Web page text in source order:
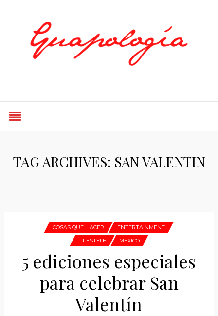
TAG ARCHIVES: SAN VALENTIN
COSAS QUE HACER
ENTERTAINMENT
LIFESTYLE
MÉXICO
5 ediciones especiales
para celebrar San
Valentín